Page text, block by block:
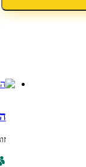
הלב שלי
זוגיות,אהבה
בוגר,